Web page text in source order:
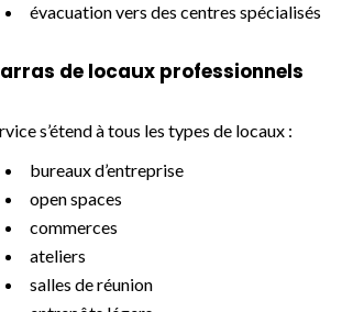
évacuation vers des centres spécialisés
de locaux professionnels
s’étend à tous les types de locaux :
bureaux d’entreprise
open spaces
commerces
ateliers
salles de réunion